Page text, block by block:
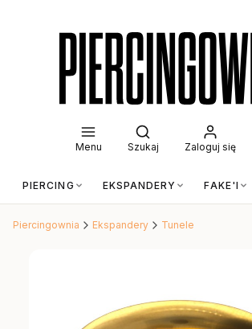
Menu
Otwórz wyszukiwarkę
Szukaj Zaloguj się
PIERCING EKSPANDERY FAKE'I
Piercingownia Ekspandery Tunele